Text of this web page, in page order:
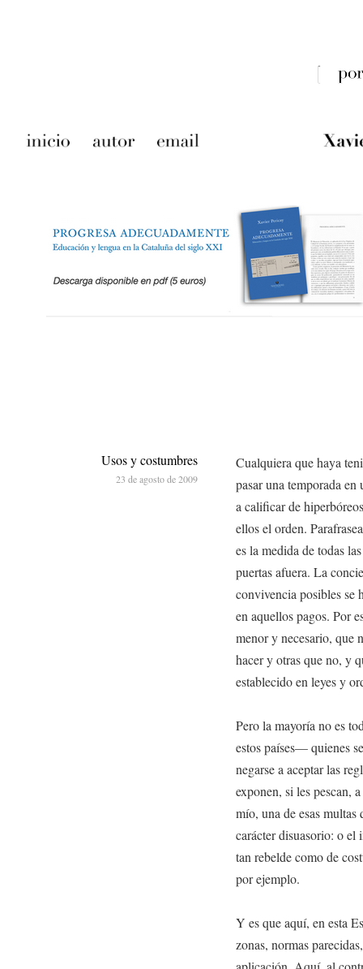
Cualquiera que haya
pasar una temporada en
a calificar de
ellos el orden.
es la medida de todas
puertas afuera. La
convivencia posibles
en aquellos pagos. Por
menor y necesario, que
hacer y otras que no, y
establecido en leyes y
Pero la mayoría no es
estos países— quienes
negarse a aceptar las
exponen, si les pescan,
mío, una de esas
carácter disuasorio: o
tan rebelde como de
por ejemplo.
Y es que aquí, en esta
zonas, normas
Usos y costumbres
23 de agosto de 2009